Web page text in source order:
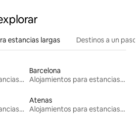
estancias largas Destinos a un
Alojamientos para estancias largas
Barcelona
Alojamientos para estancias largas
Alojamientos para estancias largas
Atenas
Alojamientos para estancias largas